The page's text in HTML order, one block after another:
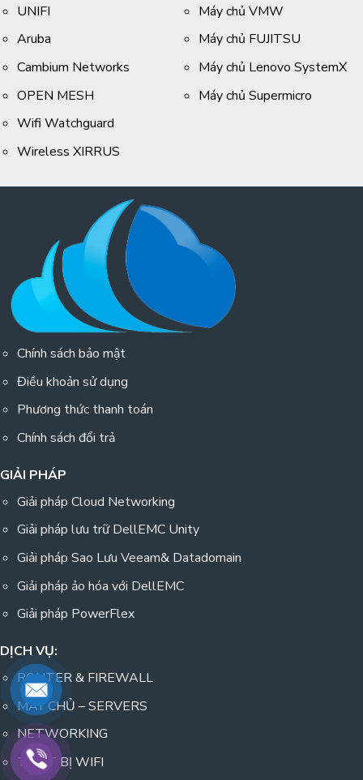
UNIFI
Aruba
Cambium Networks
OPEN MESH
Wifi Watchguard
Wireless XIRRUS
Máy chủ VMW
Máy chủ FUJITSU
Máy chủ Lenovo SystemX
Máy chủ Supermicro
Chính sách bảo mật
Điều khoản sử dụng
Phương thức thanh toán
Chính sách đổi trả
GIẢI PHÁP
Giải pháp Cloud Networking
Giải pháp lưu trữ DellEMC Unity
Giải pháp Sao Lưu Veeam& Datadomain
Giải pháp ảo hóa với DellEMC
Giải pháp PowerFlex
DỊCH VỤ:
ROUTER & FIREWALL
MÁY CHỦ – SERVERS
NETWORKING
THIẾT BỊ WIFI